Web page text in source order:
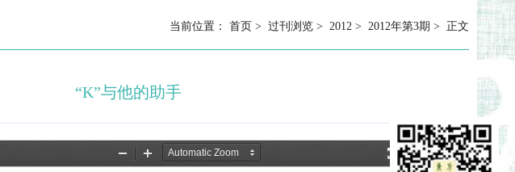
当前位置： 首页 > 过刊浏览 > 2012 > 2012年第3期 > 正文
“K”与他的助手